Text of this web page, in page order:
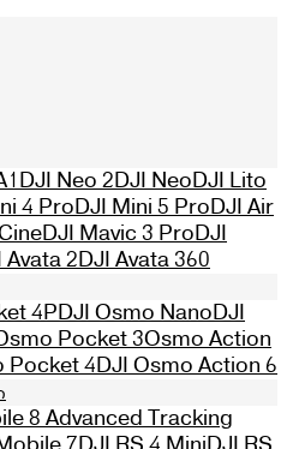
DJI Neo 2DJI NeoDJI Lito
4 ProDJI Mini 5 ProDJI Air
DJI Mavic 3 ProDJI
Avata 2DJI Avata 360
4PDJI Osmo NanoDJI
Pocket 3Osmo Action
Pocket 4DJI Osmo Action 6
8 Advanced Tracking